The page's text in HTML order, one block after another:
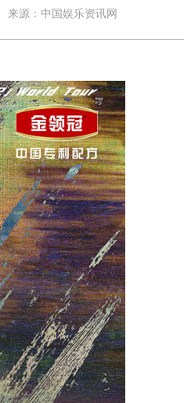
来源：中国娱乐资讯网